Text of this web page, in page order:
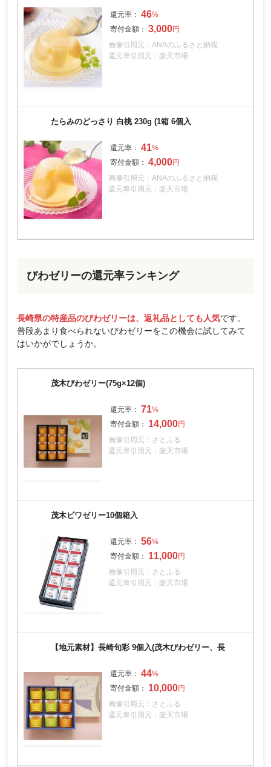
46
3,000
画像引用元：ANAのふるさと納税
還元率引用元：楽天市場
たらみのどっさり 白桃 230g (1箱 6個入
41
4,000
画像引用元：ANAのふるさと納税
還元率引用元：楽天市場
びわゼリーの還元率ランキング
長崎県の特産品のびわゼリーは、返礼品としても人気です。
普段あまり食べられないびわゼリーをこの機会に試してみて
はいかがでしょうか。
茂木びわゼリー(75g×12個)
71
14,000
画像引用元：さとふる
還元率引用元：楽天市場
茂木ビワゼリー10個箱入
56
11,000
画像引用元：さとふる
還元率引用元：楽天市場
【地元素材】長崎旬彩 9個入(茂木びわゼリー、長
44
10,000
画像引用元：さとふる
還元率引用元：楽天市場